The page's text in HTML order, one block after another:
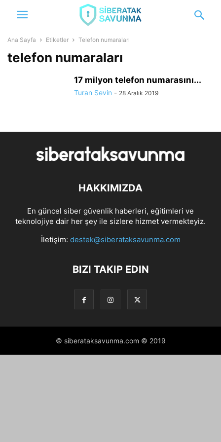
Ana Sayfa Etiketler Telefon numaraları
telefon numaraları
17 milyon telefon numarasını...
Turan Sevin - 28 Aralık 2019
HAKKIMIZDA
En güncel siber güvenlik haberleri, eğitimleri ve
teknolojiye dair her şey ile sizlere hizmet vermekteyiz.
İletişim: destek@siberataksavunma.com
BIZI TAKIP EDIN
© siberataksavunma.com © 2019